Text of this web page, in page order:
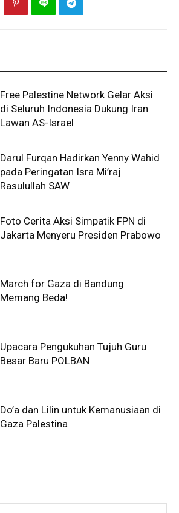
Free Palestine Network Gelar Aksi
di Seluruh Indonesia Dukung Iran
Lawan AS-Israel
Darul Furqan Hadirkan Yenny Wahid
pada Peringatan Isra Mi’raj
Rasulullah SAW
Foto Cerita Aksi Simpatik FPN di
Jakarta Menyeru Presiden Prabowo
March for Gaza di Bandung
Memang Beda!
Upacara Pengukuhan Tujuh Guru
Besar Baru POLBAN
Do’a dan Lilin untuk Kemanusiaan di
Gaza Palestina